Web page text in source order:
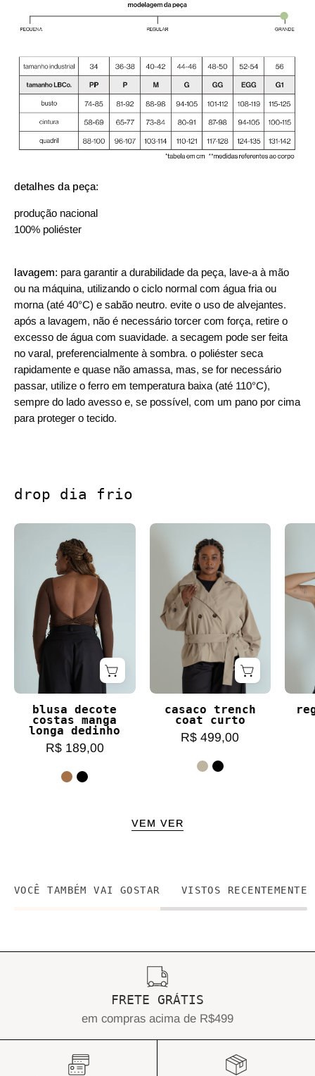
detalhes da peça:
produção nacional
100% poliéster
lavagem: para garantir a durabilidade da peça, lave-a à mão
ou na máquina, utilizando o ciclo normal com água fria ou
morna (até 40°C) e sabão neutro. evite o uso de alvejantes.
após a lavagem, não é necessário torcer com força, retire o
excesso de água com suavidade. a secagem pode ser feita
no varal, preferencialmente à sombra. o poliéster seca
rapidamente e quase não amassa, mas, se for necessário
passar, utilize o ferro em temperatura baixa (até 110°C),
sempre do lado avesso e, se possível, com um pano por cima
para proteger o tecido.
drop dia frio
blusa decote costas manga longa dedinho
blusa decote
costas manga
longa dedinho
R$ 189,00
casaco trench coat
casaco trench
coat curto
R$ 499,00
VEM VER
VOCÊ TAMBÉM VAI GOSTAR VISTOS RECENTEMENTE
FRETE GRÁTIS
em compras acima de R$499